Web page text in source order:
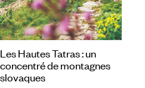
Les Hautes Tatras : un
concentré de montagnes
slovaques